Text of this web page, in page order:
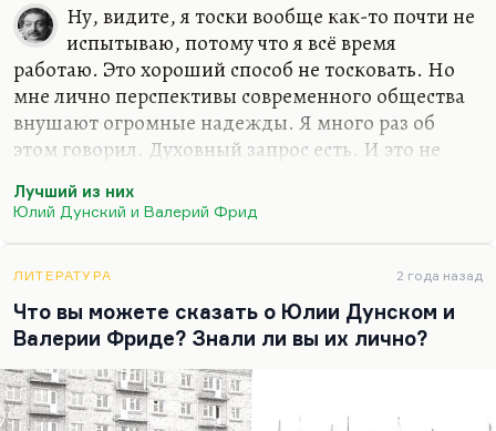
Ну, видите, я тоски вообще как-то почти не
испытываю, потому что я всё время
работаю. Это хороший способ не тосковать. Но
мне лично перспективы современного общества
внушают огромные надежды. Я много раз об
этом говорил. Духовный запрос есть. И это не
запрос на знания, на интеллект, на интересные
версии, вообще на интерес огромный запрос, на
как правило, человеку хочется, когда он занят
увлекательным делом. А если он им не занят, то
он как раз и начинает выяснять, кто откуда, кто
какой национальности и кто что делал в
прошлом. Это подробно описано у Дунского и
Фрида в рассказе «Лучший из них».
Лучший из них
Юлий Дунский и Валерий Фрид
ЛИТЕРАТУРА 2 года назад
Что вы можете сказать о Юлии Дунском и
Валерии Фриде? Знали ли вы их лично?